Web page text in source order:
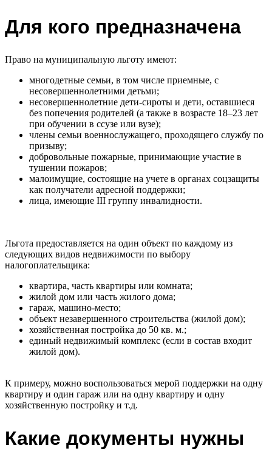
Для кого предназначена
Право на муниципальную льготу имеют:
многодетные семьи, в том числе приемные, с
несовершеннолетними детьми;
несовершеннолетние дети-сироты и дети, оставшиеся
без попечения родителей (а также в возрасте 18–23 лет
при обучении в ссузе или вузе);
члены семьи военнослужащего, проходящего службу по
призыву;
добровольные пожарные, принимающие участие в
тушении пожаров;
малоимущие, состоящие на учете в органах соцзащиты
как получатели адресной поддержки;
лица, имеющие III группу инвалидности.
Льгота предоставляется на один объект по каждому из
следующих видов недвижимости по выбору
налогоплательщика:
квартира, часть квартиры или комната;
жилой дом или часть жилого дома;
гараж, машино-место;
объект незавершенного строительства (жилой дом);
хозяйственная постройка до 50 кв. м.;
единый недвижимый комплекс (если в состав входит
жилой дом).
К примеру, можно воспользоваться мерой поддержки на одну
квартиру и один гараж или на одну квартиру и одну
хозяйственную постройку и т.д.
Какие документы нужны